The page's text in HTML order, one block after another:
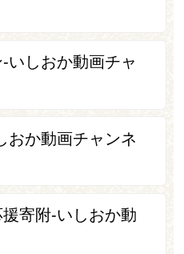
いしおか動画チャ
おか動画チャンネ
寄附-いしおか動